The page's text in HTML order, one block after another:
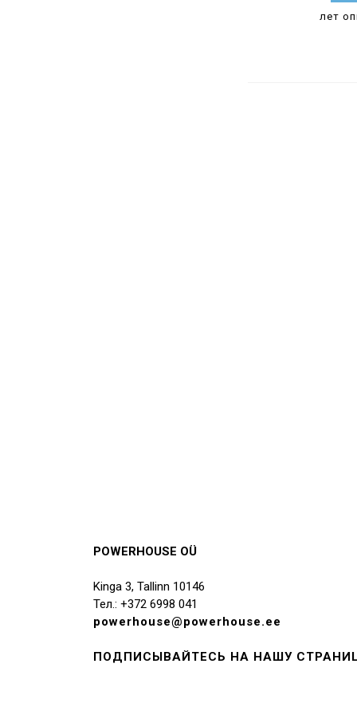
лет
POWERHOUSE OÜ
Kinga 3, Tallinn 10146
Тел.: +372 6998 041
powerhouse@powerhouse.ee
ПОДПИСЫВАЙТЕСЬ НА НАШУ СТРАНИЦУ